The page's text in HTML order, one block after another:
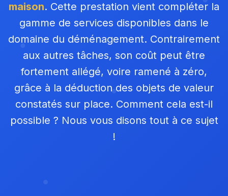
maison. Cette prestation vient compléter la
gamme de services disponibles dans le
domaine du déménagement. Contrairement
aux autres tâches, son coût peut être
fortement allégé, voire ramené à zéro,
grâce à la déduction des objets de valeur
constatés sur place. Comment cela est-il
possible ? Nous vous disons tout à ce sujet
!